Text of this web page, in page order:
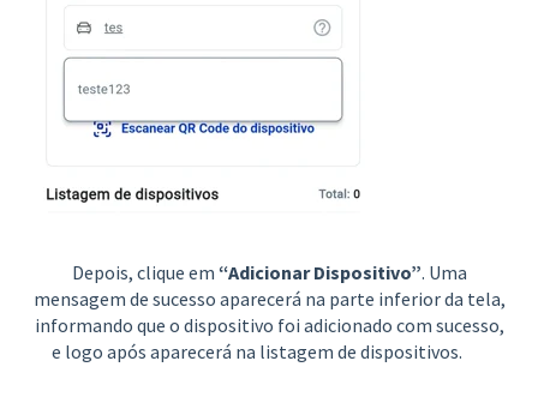
Depois, clique em “Adicionar Dispositivo”. Uma
mensagem de sucesso aparecerá na parte inferior da tela,
informando que o dispositivo foi adicionado com sucesso,
e logo após aparecerá na listagem de dispositivos.